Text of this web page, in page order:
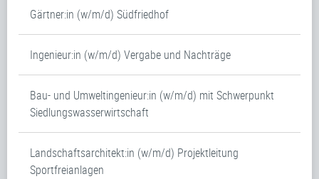
Gärtner:in (w/m/d) Südfriedhof
Ingenieur:in (w/m/d) Vergabe und Nachträge
Bau- und Umweltingenieur:in (w/m/d) mit Schwerpunkt
Siedlungswasserwirtschaft
Landschaftsarchitekt:in (w/m/d) Projektleitung
Sportfreianlagen